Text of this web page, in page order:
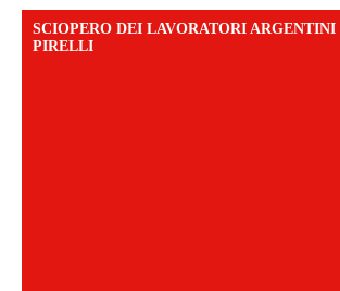
SCIOPERO DEI LAVORATORI
PIRELLI